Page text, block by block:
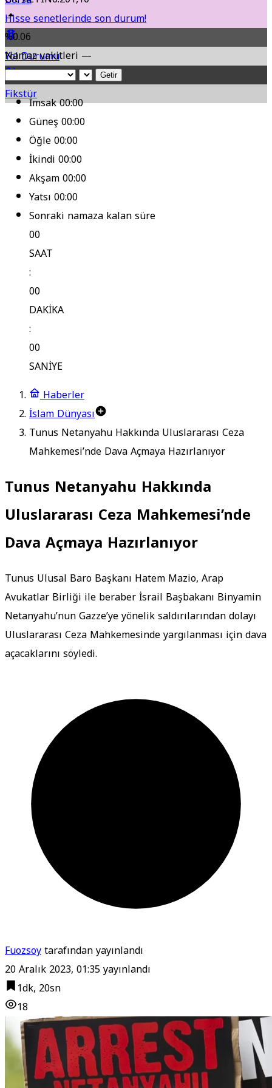
Hisse senetlerinde son durum!
Yol Durumu
Fikstür
%0.06
Namaz vakitleri —
Getir
İmsak00:00
Güneş00:00
Öğle00:00
İkindi00:00
Akşam00:00
Yatsı00:00
Sonraki namaza kalan süre
00
SAAT
:
00
DAKİKA
:
00
SANİYE
Haberler
İslam Dünyası
Tunus Netanyahu Hakkında Uluslararası Ceza
Mahkemesi’nde Dava Açmaya Hazırlanıyor
Tunus Netanyahu Hakkında
Uluslararası Ceza Mahkemesi’nde
Dava Açmaya Hazırlanıyor
Tunus Ulusal Baro Başkanı Hatem Mazio, Arap
Avukatlar Birliği ile beraber İsrail Başbakanı Binyamin
Netanyahu’nun Gazze’ye yönelik saldırılarından dolayı
Uluslararası Ceza Mahkemesinde yargılanması için dava
açacaklarını söyledi.
Fuozsoytarafından yayınlandı
20 Aralık 2023, 01:35yayınlandı
1dk, 20sn
18